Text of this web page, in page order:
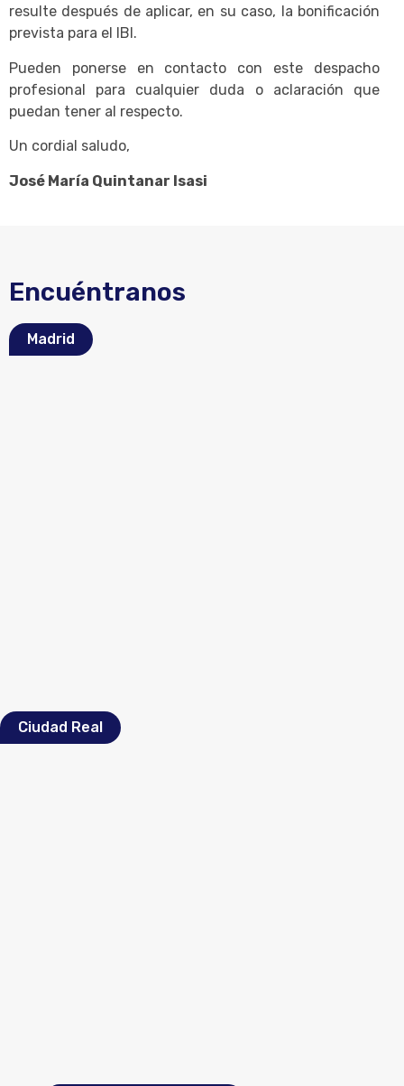
resulte después de aplicar, en su caso, la bonificación
prevista para el IBI.
Pueden ponerse en contacto con este despacho
profesional para cualquier duda o aclaración que
puedan tener al respecto.
Un cordial saludo,
José María Quintanar Isasi
Encuéntranos
Madrid
Ciudad Real